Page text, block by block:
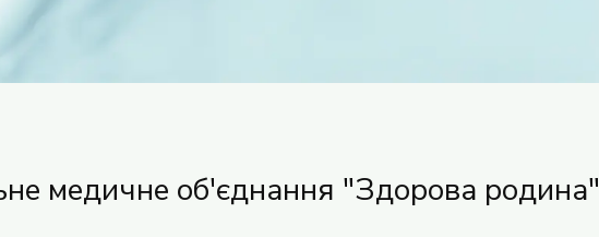
медичне об'єднання "Здорова родина"